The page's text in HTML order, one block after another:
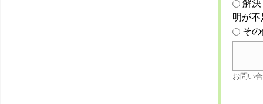
解
明が
そ
お問い